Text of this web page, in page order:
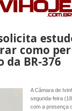
como
BR-376
A Câmara de
segunda-feira
com a presença